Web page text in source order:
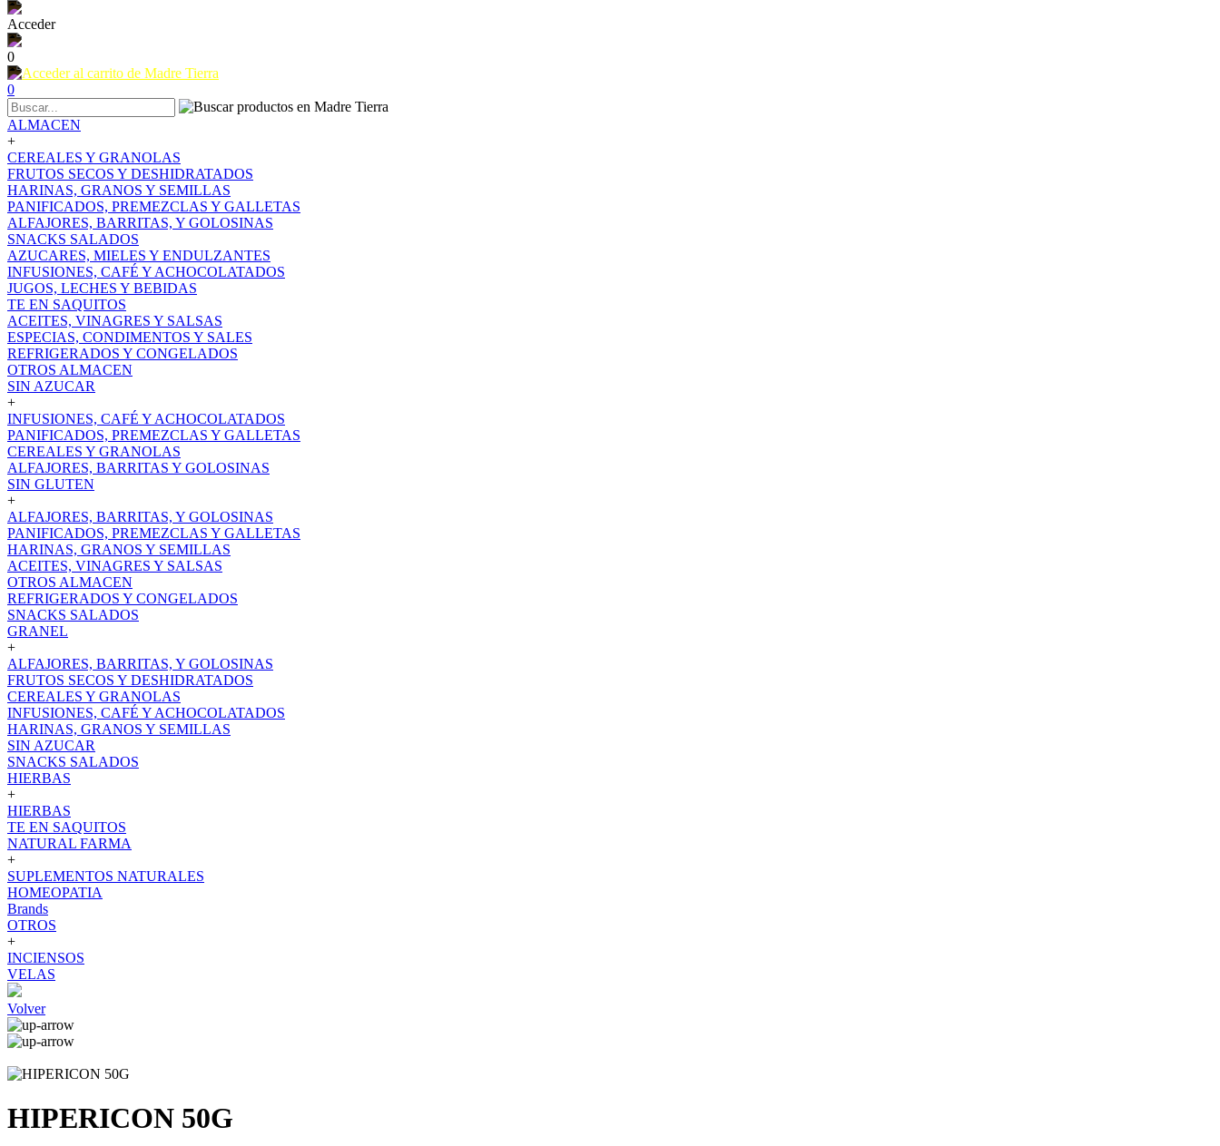
Acceder
0
0
ALMACEN
+
CEREALES Y GRANOLAS
FRUTOS SECOS Y DESHIDRATADOS
HARINAS, GRANOS Y SEMILLAS
PANIFICADOS, PREMEZCLAS Y GALLETAS
ALFAJORES, BARRITAS, Y GOLOSINAS
SNACKS SALADOS
AZUCARES, MIELES Y ENDULZANTES
INFUSIONES, CAFÉ Y ACHOCOLATADOS
JUGOS, LECHES Y BEBIDAS
TE EN SAQUITOS
ACEITES, VINAGRES Y SALSAS
ESPECIAS, CONDIMENTOS Y SALES
REFRIGERADOS Y CONGELADOS
OTROS ALMACEN
SIN AZUCAR
+
INFUSIONES, CAFÉ Y ACHOCOLATADOS
PANIFICADOS, PREMEZCLAS Y GALLETAS
CEREALES Y GRANOLAS
ALFAJORES, BARRITAS Y GOLOSINAS
SIN GLUTEN
+
ALFAJORES, BARRITAS, Y GOLOSINAS
PANIFICADOS, PREMEZCLAS Y GALLETAS
HARINAS, GRANOS Y SEMILLAS
ACEITES, VINAGRES Y SALSAS
OTROS ALMACEN
REFRIGERADOS Y CONGELADOS
SNACKS SALADOS
GRANEL
+
ALFAJORES, BARRITAS, Y GOLOSINAS
FRUTOS SECOS Y DESHIDRATADOS
CEREALES Y GRANOLAS
INFUSIONES, CAFÉ Y ACHOCOLATADOS
HARINAS, GRANOS Y SEMILLAS
SIN AZUCAR
SNACKS SALADOS
HIERBAS
+
HIERBAS
TE EN SAQUITOS
NATURAL FARMA
+
SUPLEMENTOS NATURALES
HOMEOPATIA
Brands
OTROS
+
INCIENSOS
VELAS
Volver
HIPERICON 50G